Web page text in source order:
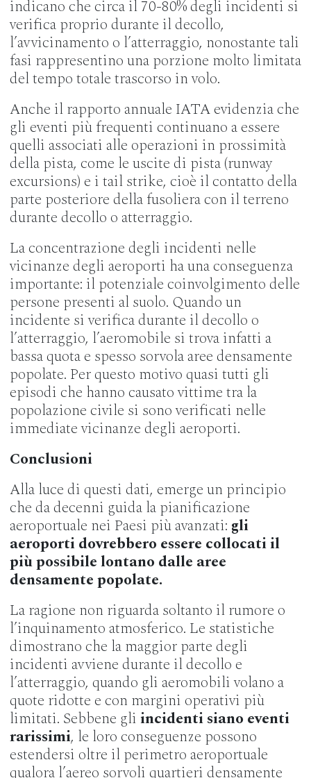
indicano che circa il 70-80% degli incidenti si
verifica proprio durante il decollo,
l’avvicinamento o l’atterraggio, nonostante tali
fasi rappresentino una porzione molto limitata
del tempo totale trascorso in volo.
Anche il rapporto annuale IATA evidenzia che
gli eventi più frequenti continuano a essere
quelli associati alle operazioni in prossimità
della pista, come le uscite di pista (runway
excursions) e i tail strike, cioè il contatto della
parte posteriore della fusoliera con il terreno
durante decollo o atterraggio.
La concentrazione degli incidenti nelle
vicinanze degli aeroporti ha una conseguenza
importante: il potenziale coinvolgimento delle
persone presenti al suolo. Quando un
incidente si verifica durante il decollo o
l’atterraggio, l’aeromobile si trova infatti a
bassa quota e spesso sorvola aree densamente
popolate. Per questo motivo quasi tutti gli
episodi che hanno causato vittime tra la
popolazione civile si sono verificati nelle
immediate vicinanze degli aeroporti.
Conclusioni
Alla luce di questi dati, emerge un principio
che da decenni guida la pianificazione
aeroportuale nei Paesi più avanzati: gli
aeroporti dovrebbero essere collocati il
più possibile lontano dalle aree
densamente popolate.
La ragione non riguarda soltanto il rumore o
l’inquinamento atmosferico. Le statistiche
dimostrano che la maggior parte degli
incidenti avviene durante il decollo e
l’atterraggio, quando gli aeromobili volano a
quote ridotte e con margini operativi più
limitati. Sebbene gliincidenti siano eventi
rarissimi, le loro conseguenze possono
estendersi oltre il perimetro aeroportuale
qualora l’aereo sorvoli quartieri densamente